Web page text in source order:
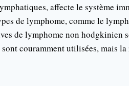
affecte le système
de lymphome, comme le
de lymphome non hodgkinien
couramment utilisées, mais